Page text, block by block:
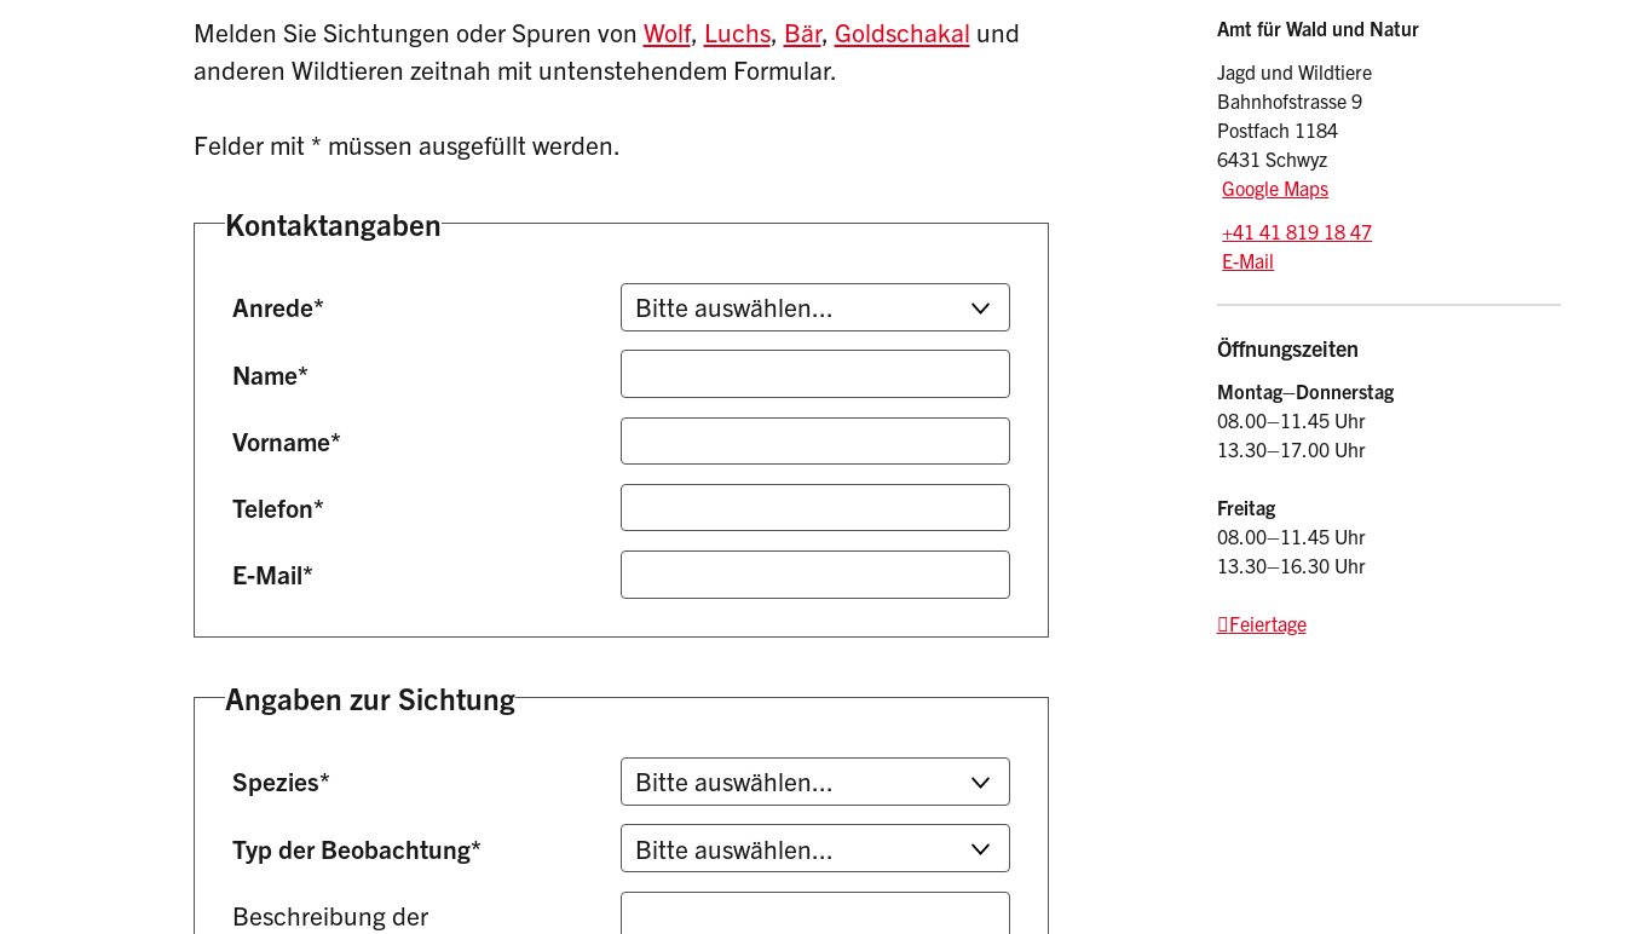
Melden Sie Sichtungen oder Spuren von Wolf, Luchs, Bär, Goldschakal und
anderen Wildtieren zeitnah mit untenstehendem Formular.
Felder mit * müssen ausgefüllt werden.
Kontaktangaben
Anrede*
Name*
Vorname*
Telefon*
E-Mail*
Angaben zur Sichtung
Spezies*
Typ der Beobachtung*
Beschreibung der
Sidebar
Adresse
Amt für Wald und Natur
Jagd und Wildtiere
Bahnhofstrasse 9
Postfach 1184
6431 Schwyz
Google Maps
Tel.:
+41 41 819 18 47
E-Mail: jagd
E-Mail
Öffnungszeiten
Montag–Donnerstag
08.00–11.45 Uhr
13.30–17.00 Uhr
Freitag
08.00–11.45 Uhr
13.30–16.30 Uhr
Feiertage